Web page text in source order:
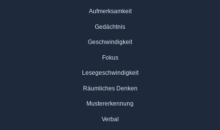
Aufmerksamkeit
Gedächtnis
Geschwindigkeit
Fokus
Lesegeschwindigkeit
Räumliches Denken
Mustererkennung
Verbal